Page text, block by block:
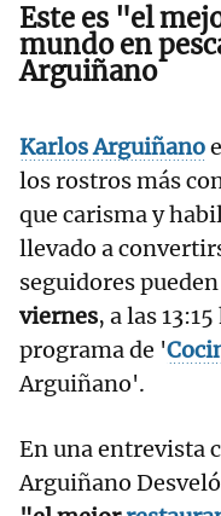
Este es "el
mundo en
Arguiñano
Karlos Arguiñano
los rostros más
que carisma y
llevado a
seguidores
viernes, a las
programa de '
Arguiñano'.
En una entrevista
Arguiñano